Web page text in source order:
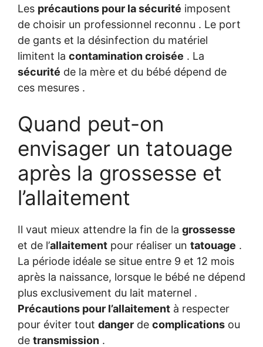
Les précautions pour la sécurité imposent
de choisir un professionnel reconnu . Le port
de gants et la désinfection du matériel
limitent la contamination croisée . La
sécurité de la mère et du bébé dépend de
ces mesures .
Quand peut-on
envisager un tatouage
après la grossesse et
l’allaitement
Il vaut mieux attendre la fin de la grossesse
et de l’allaitement pour réaliser un tatouage .
La période idéale se situe entre 9 et 12 mois
après la naissance, lorsque le bébé ne dépend
plus exclusivement du lait maternel .
Précautions pour l’allaitement à respecter
pour éviter tout danger de complications ou
de transmission .